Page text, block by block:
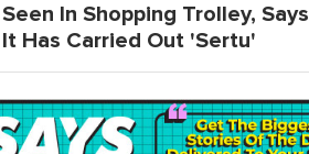
Seen In Shopping Trolley, Says
It Has Carried Out 'Sertu'